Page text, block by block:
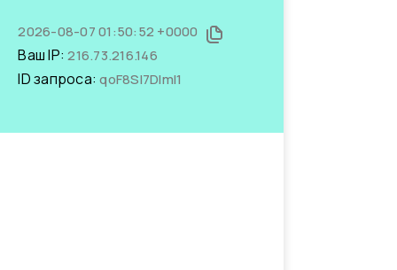
2026-08-07 01:50:52 +0000
Ваш IP:216.73.216.146
ID запроса:qoF8SI7DlmI1